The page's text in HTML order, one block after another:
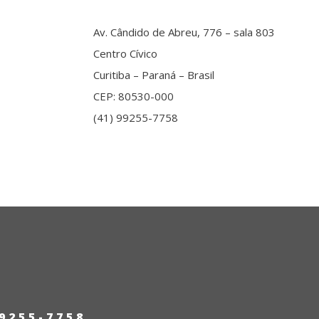
Av. Cândido de Abreu, 776 – sala 803
Centro Cívico
Curitiba – Paraná – Brasil
CEP: 80530-000
(41) 99255-7758